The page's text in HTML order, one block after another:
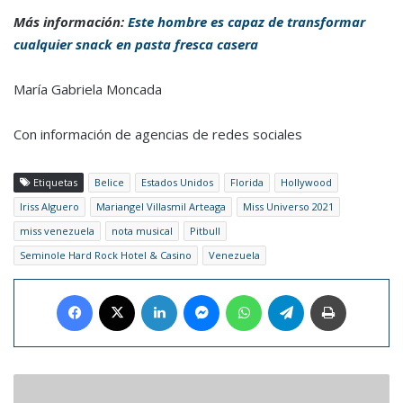
Más información: Este hombre es capaz de transformar
cualquier snack en pasta fresca casera
María Gabriela Moncada
Con información de agencias de redes sociales
Etiquetas Belice Estados Unidos Florida
Hollywood
Iriss Alguero
Mariangel Villasmil Arteaga
Miss Universo 2021
miss venezuela
nota musical
Pitbull
Seminole Hard Rock Hotel & Casino
Venezuela
Facebook LinkedIn MessengerWhatsAppTelegram